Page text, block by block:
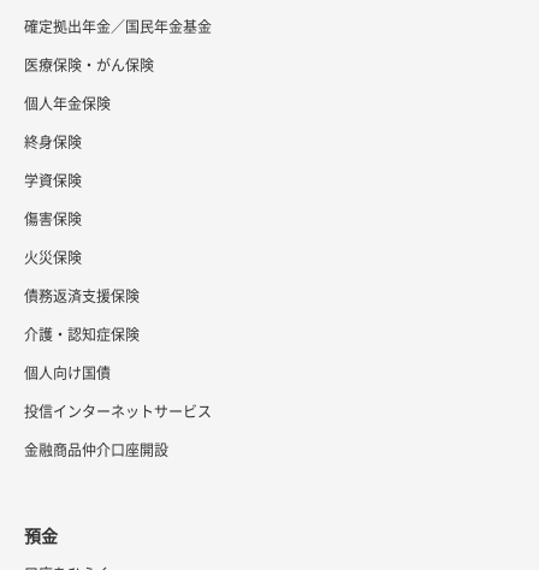
確定拠出年金／国民年金基金
医療保険・がん保険
個人年金保険
終身保険
学資保険
傷害保険
火災保険
債務返済支援保険
介護・認知症保険
個人向け国債
投信インターネットサービス
金融商品仲介口座開設
預金